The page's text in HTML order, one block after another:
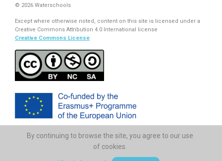
© 2026 Waterschools
Except where otherwise noted, content on this site is licensed under a
Creative Commons Attribution 4.0 International license
Creative Commons License
The European Commission support for the production of this
publication does not constitute endorsement of the contents which
By continuing to browse the site, you agree to our use
of cookies.